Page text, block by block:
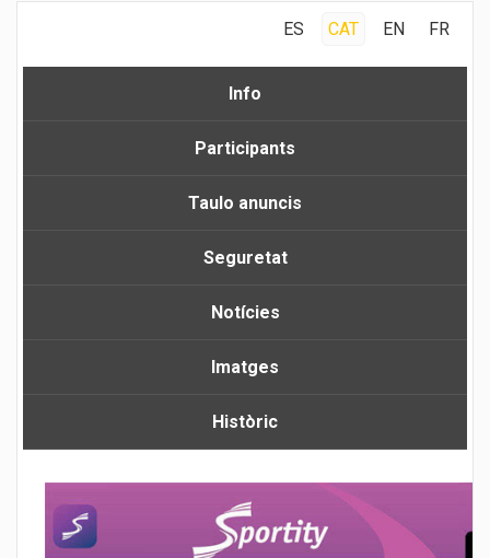
ES CAT EN FR
Info
Participants
Taulo anuncis
Seguretat
Notícies
Imatges
Històric